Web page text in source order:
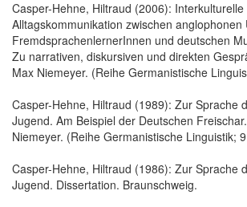
Casper-Hehne, Hiltraud (2006): Interkulturelle
Alltagskommunikation zwischen anglophonen
FremdsprachenlernerInnen und deutschen
Zu narrativen, diskursiven und direkten
Max Niemeyer. (Reihe Germanistische
Casper-Hehne, Hiltraud (1989): Zur Sprache
Jugend. Am Beispiel der Deutschen
Niemeyer. (Reihe Germanistische Linguistik;
Casper-Hehne, Hiltraud (1986): Zur Sprache
Jugend. Dissertation. Braunschweig.